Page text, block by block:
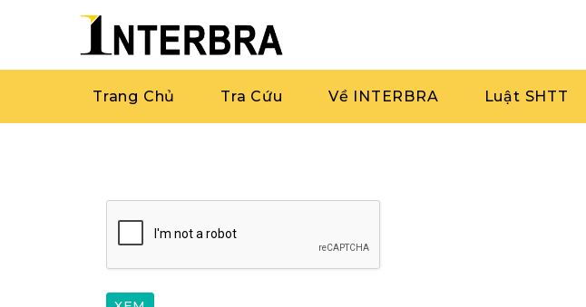
Trang Chủ Tra Cứu Về INTERBRA Luật SHTT